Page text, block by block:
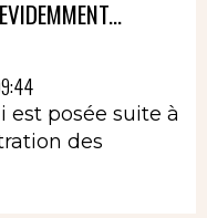
est posée suite à
des